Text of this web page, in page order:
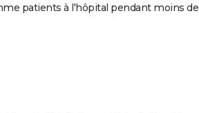
patients à l'hôpital pendant moins de